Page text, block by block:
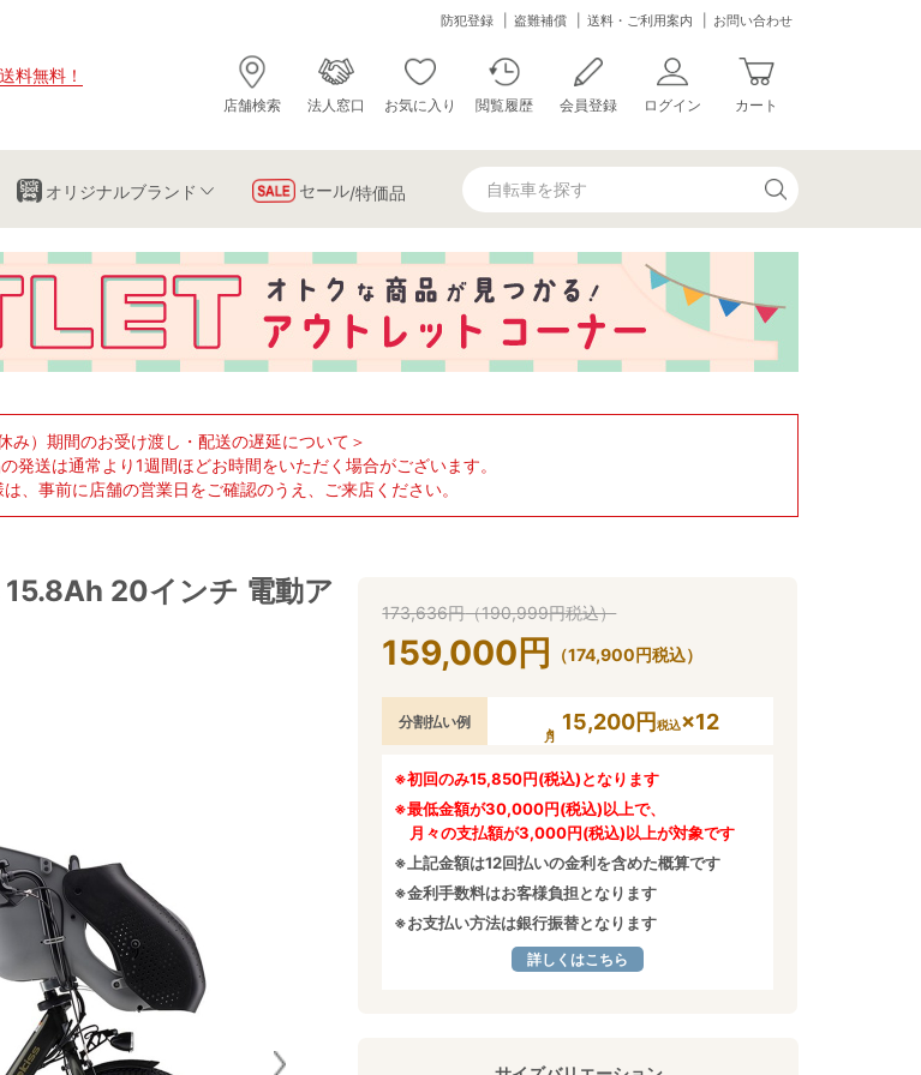
送料無料 ！
防犯登録 盗難補償 送料・ご利用案内 お問い合わせ
店舗検索 法人窓口 お気に入り 閲覧履歴 会員登録 ログイン カート
オリジナルブランド セール/特価品
み）期間のお受け渡し・配送の遅延について＞
発送は通常より1週間ほどお時間をいただく場合がございます。
、事前に店舗の営業日をご確認のうえ、ご来店ください。
20インチ 電動ア
173,636円（190,999円税込）
159,000 円 （174,900円税込）
分割払い例 15,200円税込×12
※初回のみ15,850円(税込)となります
※最低金額が30,000円(税込)以上で、
月々の支払額が3,000円(税込)以上が対象です
※上記金額は12回払いの金利を含めた概算です
※金利手数料はお客様負担となります
※お支払い方法は銀行振替となります
詳しくはこちら